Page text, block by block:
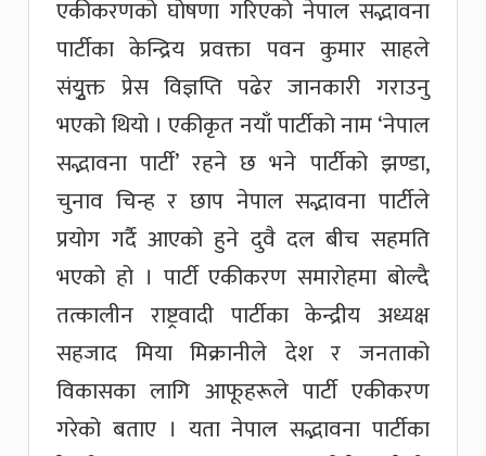
एकीकरणको घोषणा गरिएको नेपाल सद्भावना
पार्टीका केन्द्रिय प्रवक्ता पवन कुमार साहले
संयृुक्त प्रेस विज्ञप्ति पढेर जानकारी गराउनु
भएको थियो । एकीकृत नयाँ पार्टीको नाम ‘नेपाल
सद्भावना पार्टी’ रहने छ भने पार्टीको झण्डा,
चुनाव चिन्ह र छाप नेपाल सद्भावना पार्टीले
प्रयोग गर्दै आएको हुने दुवै दल बीच सहमति
भएको हो । पार्टी एकीकरण समारोहमा बोल्दै
तत्कालीन राष्ट्रवादी पार्टीका केन्द्रीय अध्यक्ष
सहजाद मिया मिक्रानीले देश र जनताको
विकासका लागि आफूहरूले पार्टी एकीकरण
गरेको बताए । यता नेपाल सद्भावना पार्टीका